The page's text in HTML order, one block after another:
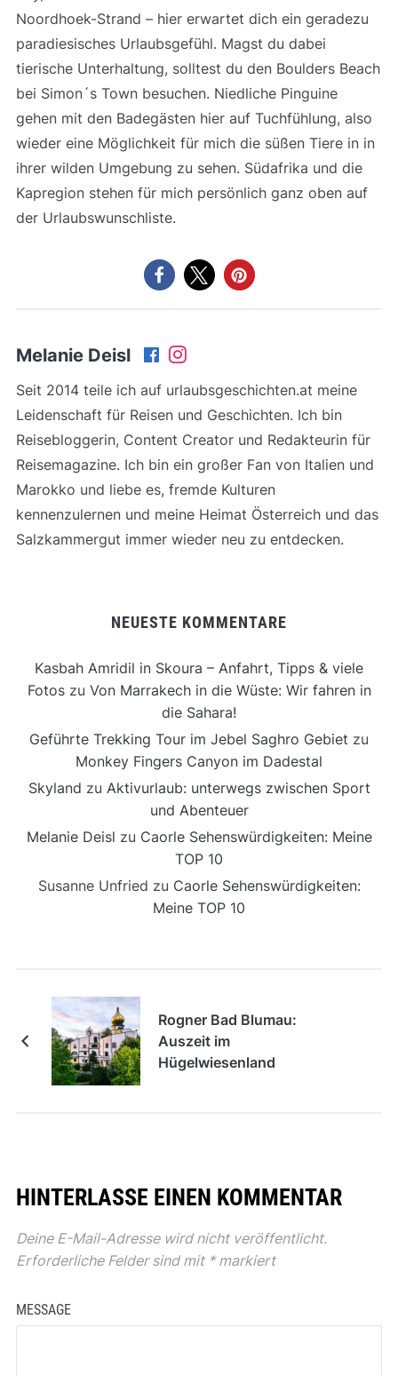
Noordhoek-Strand – hier erwartet dich ein geradezu
paradiesisches Urlaubsgefühl. Magst du dabei
tierische Unterhaltung, solltest du den Boulders Beach
bei Simon´s Town besuchen. Niedliche Pinguine
gehen mit den Badegästen hier auf Tuchfühlung, also
wieder eine Möglichkeit für mich die süßen Tiere in in
ihrer wilden Umgebung zu sehen. Südafrika und die
Kapregion stehen für mich persönlich ganz oben auf
der Urlaubswunschliste.
Melanie Deisl
Seit 2014 teile ich auf urlaubsgeschichten.at meine
Leidenschaft für Reisen und Geschichten. Ich bin
Reisebloggerin, Content Creator und Redakteurin für
Reisemagazine. Ich bin ein großer Fan von Italien und
Marokko und liebe es, fremde Kulturen
kennenzulernen und meine Heimat Österreich und das
Salzkammergut immer wieder neu zu entdecken.
NEUESTE KOMMENTARE
Kasbah Amridil in Skoura – Anfahrt, Tipps & viele
Fotoszu Von Marrakech in die Wüste: Wir fahren in
die Sahara!
Geführte Trekking Tour im Jebel Saghro Gebiet zu
Monkey Fingers Canyon im Dadestal
Skyland zu Aktivurlaub: unterwegs zwischen Sport
und Abenteuer
Melanie Deisl zu Caorle Sehenswürdigkeiten: Meine
TOP 10
Susanne Unfried zu Caorle Sehenswürdigkeiten:
Meine TOP 10
Rogner Bad Blumau:
Auszeit im
Hügelwiesenland
HINTERLASSE EINEN KOMMENTAR
Deine E-Mail-Adresse wird nicht veröffentlicht.
Erforderliche Felder sind mit *markiert
MESSAGE